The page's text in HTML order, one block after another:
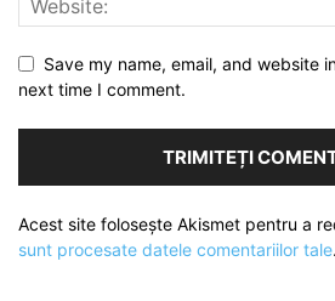
Save my name, email, and website
next time I comment.
Acest site folosește Akismet pentru a
sunt procesate datele comentariilor tale.